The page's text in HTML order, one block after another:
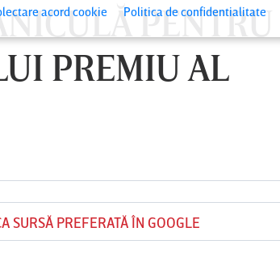
PENTRU
PREMIU AL
SURSĂ PREFERATĂ ÎN GOOGLE
Vs
acord cookie Politica de confidentialitate